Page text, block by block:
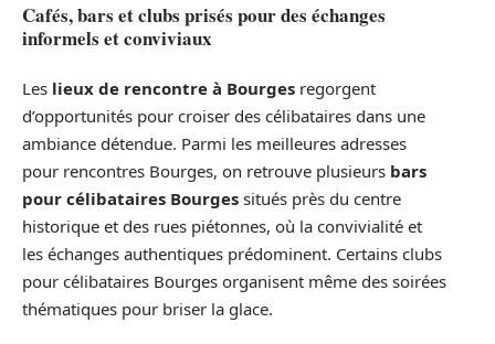
Cafés, bars et clubs prisés pour des échanges
informels et conviviaux
Les lieux de rencontre à Bourges regorgent
d’opportunités pour croiser des célibataires dans une
ambiance détendue. Parmi les meilleures adresses
pour rencontres Bourges, on retrouve plusieurs bars
pour célibataires Bourges situés près du centre
historique et des rues piétonnes, où la convivialité et
les échanges authentiques prédominent. Certains clubs
pour célibataires Bourges organisent même des soirées
thématiques pour briser la glace.